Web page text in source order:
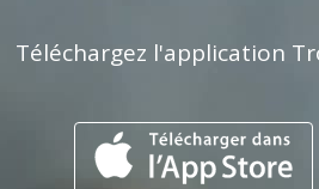
Téléchargez l'application